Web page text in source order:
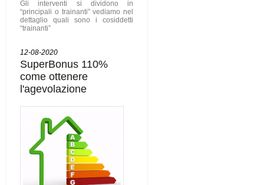
Gli interventi si dividono in
“principali o trainanti” vediamo nel
dettaglio quali sono i cosiddetti
“trainanti”
12-08-2020
SuperBonus 110%
come ottenere
l'agevolazione